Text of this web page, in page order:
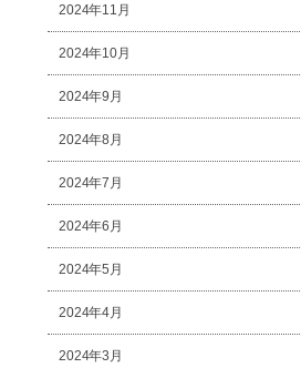
2024年11月
2024年10月
2024年9月
2024年8月
2024年7月
2024年6月
2024年5月
2024年4月
2024年3月